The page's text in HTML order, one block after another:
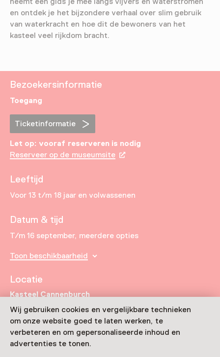
Wij gebruiken cookies en vergelijkbare technieken
om onze website goed te laten werken, te
verbeteren en om gepersonaliseerde inhoud en
advertenties te tonen.
en ontdek je het bijzondere verhaal over slim gebruik
van waterkracht en hoe dit de bewoners van het
kasteel veel rijkdom bracht.
Bezoekersinformatie
Toegang
Ticketinformatie
Let op: vooraf reserveren is nodig
Reserveer op de museumsite
Leeftijd
Voor 13 t/m 18 jaar en volwassenen
Datum & tijd
T/m 16 september, meerdere opties
Toon beschikbaarheid
Locatie
Kasteel Cannenburch
Maarten van Rossumplein 4
8171 EB Vaassen
Route plannenOpent in een nieuw tabblad
0578 - 57 12 92